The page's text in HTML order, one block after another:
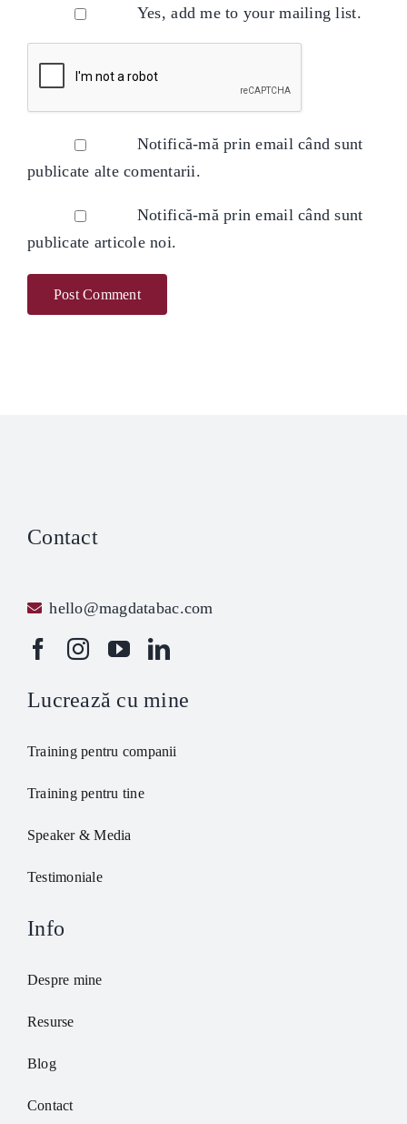
Yes, add me to your mailing list.
Notifică-mă prin email când sunt
publicate alte comentarii.
Notifică-mă prin email când sunt
publicate articole noi.
Contact
hello@magdatabac.com
Lucrează cu mine
Training pentru companii
Training pentru tine
Speaker & Media
Testimoniale
Info
Despre mine
Resurse
Blog
Contact